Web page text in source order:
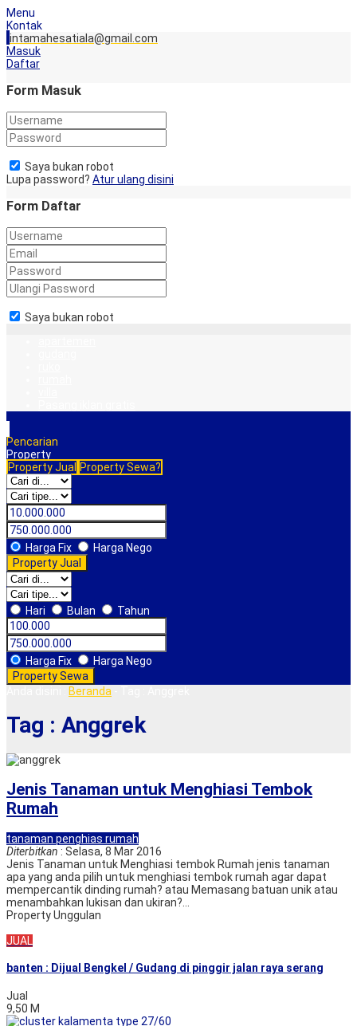
Menu
Kontak
intamahesatiala@gmail.com
Masuk
Daftar
Form Masuk
Saya bukan robot
Lupa password? Atur ulang disini
Form Daftar
Saya bukan robot
Pencarian
Property
Property Jual Property Sewa?
Harga Fix
Harga Nego
Property Jual
Hari Bulan Tahun
Harga Fix
Harga Nego
Property Sewa
Beranda
Tag : Anggrek
Jenis Tanaman untuk Menghiasi Tembok
Rumah
tanaman penghias rumah
Diterbitkan : Selasa, 8 Mar 2016
Jenis Tanaman untuk Menghiasi tembok Rumah jenis tanaman
apa yang anda pilih untuk menghiasi tembok rumah agar dapat
mempercantik dinding rumah? atau Memasang batuan unik atau
menambahkan lukisan dan ukiran?...
Property Unggulan
JUAL
banten : Dijual Bengkel / Gudang di pinggir jalan raya serang
Jual
9,50 M